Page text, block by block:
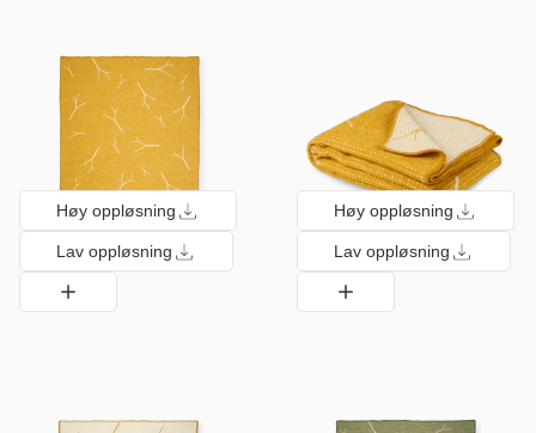
Høy oppløsning
Lav oppløsning
Høy oppløsning
Lav oppløsning